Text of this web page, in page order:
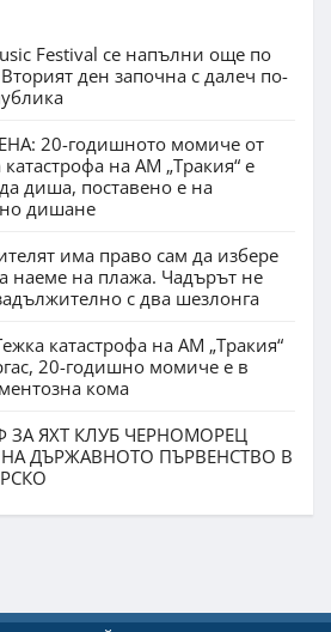
Festival се напълни още по
ден започна с далеч по-
20-годишното момиче от
катастрофа на АМ „Тракия“ е
диша, поставено е на
дишане
има право сам да избере
наеме на плажа. Чадърът не
с два шезлонга
катастрофа на АМ „Тракия“
20-годишно момиче е в
кома
ЗА ЯХТ КЛУБ ЧЕРНОМОРЕЦ
НА ДЪРЖАВНОТО ПЪРВЕНСТВО В